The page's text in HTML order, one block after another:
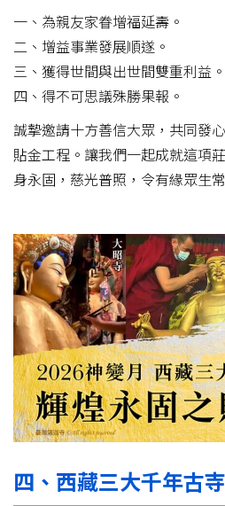
一、為親友家眷增福延壽。
二、增益事業發展順遂。
三、獲得世間與出世間雙重利益。
四、得不可思議殊勝果報。
誠摯邀請十方善信大眾，共同發
貼金工程。讓我們一起成就這項
身永固，慈光普照，令有緣眾生
四、西藏三大千年古